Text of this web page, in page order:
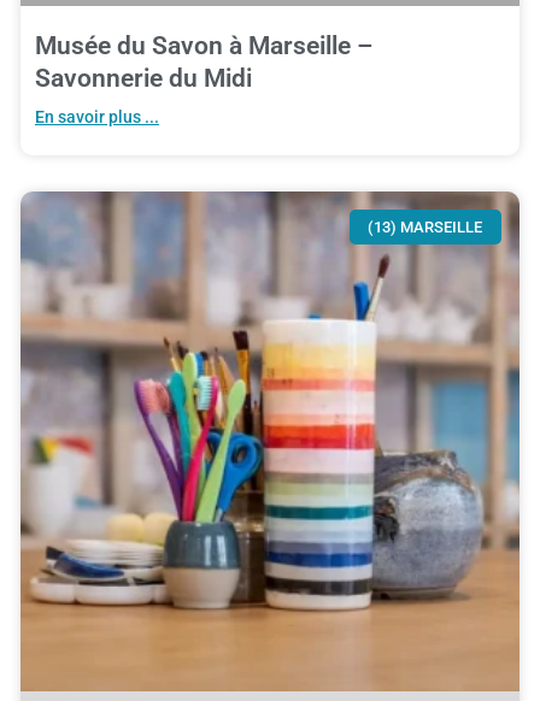
Musée du Savon à Marseille –
Savonnerie du Midi
En savoir plus ...
(13) MARSEILLE